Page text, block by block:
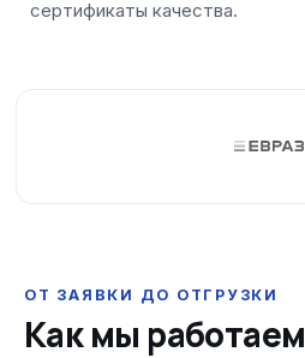
ОТ ЗАЯВКИ ДО ОТГРУЗКИ
Как мы работаем